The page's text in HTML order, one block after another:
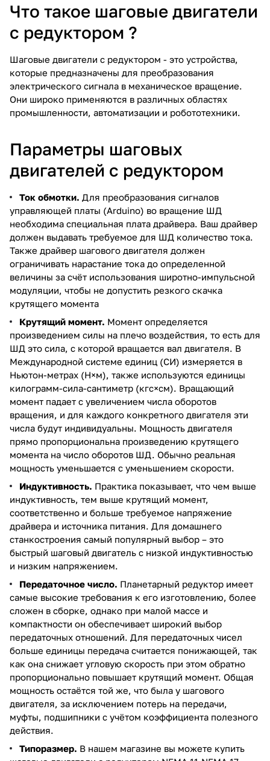
Что такое шаговые двигатели
с редуктором ?
Шаговые двигатели с редуктором - это устройства,
которые предназначены для преобразования
электрического сигнала в механическое вращение.
Они широко применяются в различных областях
промышленности, автоматизации и робототехники.
Параметры шаговых
двигателей с редуктором
Ток обмотки. Для преобразования сигналов
управляющей платы (Arduino) во вращение ШД
необходима специальная плата драйвера. Ваш драйвер
должен выдавать требуемое для ШД количество тока.
Также драйвер шагового двигателя должен
ограничивать нарастание тока до определенной
величины за счёт использования широтно-импульсной
модуляции, чтобы не допустить резкого скачка
крутящего момента
Крутящий момент. Момент определяется
произведением силы на плечо воздействия, то есть для
ШД это сила, с которой вращается вал двигателя. В
Международной системе единиц (СИ) измеряется в
Ньютон-метрах (Н×м), также используются единицы
килограмм-сила-сантиметр (кгс×см). Вращающий
момент падает с увеличением числа оборотов
вращения, и для каждого конкретного двигателя эти
числа будут индивидуальны. Мощность двигателя
прямо пропорциональна произведению крутящего
момента на число оборотов ШД. Обычно реальная
мощность уменьшается с уменьшением скорости.
Индуктивность. Практика показывает, что чем выше
индуктивность, тем выше крутящий момент,
соответственно и больше требуемое напряжение
драйвера и источника питания. Для домашнего
станкостроения самый популярный выбор – это
быстрый шаговый двигатель с низкой индуктивностью
и низким напряжением.
Передаточное число. Планетарный редуктор имеет
самые высокие требования к его изготовлению, более
сложен в сборке, однако при малой массе и
компактности он обеспечивает широкий выбор
передаточных отношений. Для передаточных чисел
больше единицы передача считается понижающей, так
как она снижает угловую скорость при этом обратно
пропорционально повышает крутящий момент. Общая
мощность остаётся той же, что была у шагового
двигателя, за исключением потерь на передачи,
муфты, подшипники с учётом коэффициента полезного
действия.
Типоразмер. В нашем магазине вы можете купить